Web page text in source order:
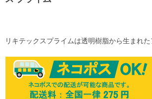
リキテックスプライムは透明樹脂から生まれた